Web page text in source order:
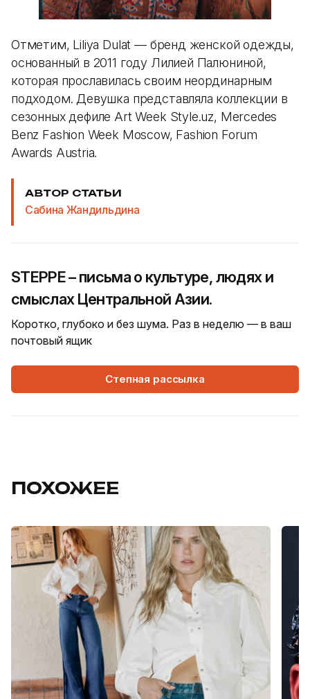
Отметим, Liliya Dulat — бренд женской одежды,
основанный в 2011 году Лилией Палюниной,
которая прославилась своим неординарным
подходом. Девушка представляла коллекции в
сезонных дефиле Art Week Style.uz, Mercedes
Benz Fashion Week Moscow, Fashion Forum
Awards Austria.
АВТОР СТАТЬИ
Сабина Жандильдина
STEPPE – письма о культуре, людях и
смыслах Центральной Азии.
Коротко, глубоко и без шума. Раз в неделю — в ваш
почтовый ящик
Степная рассылка
ПОХОЖЕЕ